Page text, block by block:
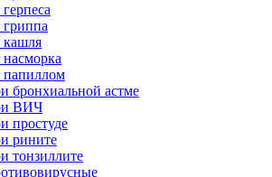
бронхиальной астме
ВИЧ
простуде
рините
тонзиллите